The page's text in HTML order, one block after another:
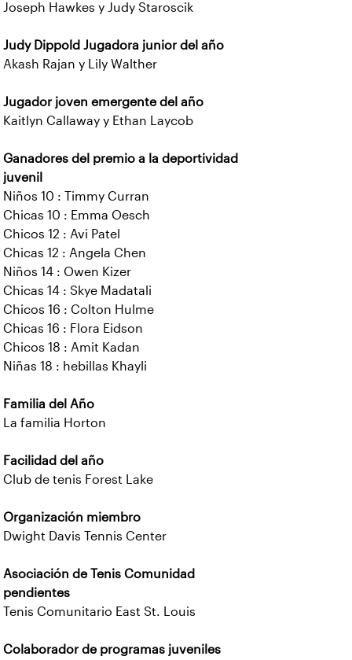
Joseph Hawkes y Judy Staroscik
Judy Dippold Jugadora junior del año
Akash Rajan y Lily Walther
Jugador joven emergente del año
Kaitlyn Callaway y Ethan Laycob
Ganadores del premio a la deportividad
juvenil
Niños 10 : Timmy Curran
Chicas 10 : Emma Oesch
Chicos 12 : Avi Patel
Chicas 12 : Angela Chen
Niños 14 : Owen Kizer
Chicas 14 : Skye Madatali
Chicos 16 : Colton Hulme
Chicas 16 : Flora Eidson
Chicos 18 : Amit Kadan
Niñas 18 : hebillas Khayli
Familia del Año
La familia Horton
Facilidad del año
Club de tenis Forest Lake
Organización miembro
Dwight Davis Tennis Center
Asociación de Tenis Comunidad
pendientes
Tenis Comunitario East St. Louis
Colaborador de programas juveniles